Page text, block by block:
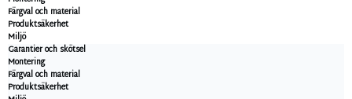
Färgval och material
Produktsäkerhet
Miljö
Garantier och skötsel
Montering
Färgval och material
Produktsäkerhet